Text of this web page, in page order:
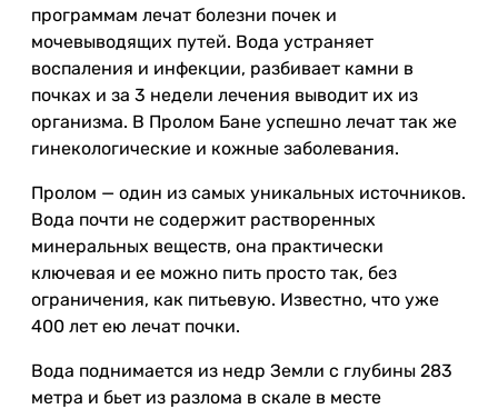
программам лечат болезни почек и
мочевыводящих путей. Вода устраняет
воспаления и инфекции, разбивает камни в
почках и за 3 недели лечения выводит их из
организма. В Пролом Бане успешно лечат так же
гинекологические и кожные заболевания.
Пролом — один из самых уникальных источников.
Вода почти не содержит растворенных
минеральных веществ, она практически
ключевая и ее можно пить просто так, без
ограничения, как питьевую. Известно, что уже
400 лет ею лечат почки.
Вода поднимается из недр Земли с глубины 283
метра и бьет из разлома в скале в месте